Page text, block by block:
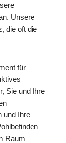
Unsere
die oft die
für
Sie und Ihre
und Ihre
Raum